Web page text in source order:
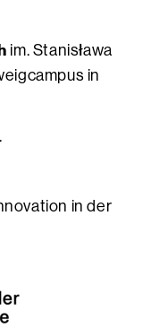
im. Stanisława
in
in der